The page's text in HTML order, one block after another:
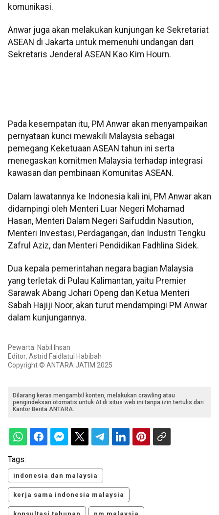
komunikasi.
Anwar juga akan melakukan kunjungan ke Sekretariat
ASEAN di Jakarta untuk memenuhi undangan dari
Sekretaris Jenderal ASEAN Kao Kim Hourn.
Pada kesempatan itu, PM Anwar akan menyampaikan
pernyataan kunci mewakili Malaysia sebagai
pemegang Keketuaan ASEAN tahun ini serta
menegaskan komitmen Malaysia terhadap integrasi
kawasan dan pembinaan Komunitas ASEAN.
Dalam lawatannya ke Indonesia kali ini, PM Anwar akan
didampingi oleh Menteri Luar Negeri Mohamad
Hasan, Menteri Dalam Negeri Saifuddin Nasution,
Menteri Investasi, Perdagangan, dan Industri Tengku
Zafrul Aziz, dan Menteri Pendidikan Fadhlina Sidek.
Dua kepala pemerintahan negara bagian Malaysia
yang terletak di Pulau Kalimantan, yaitu Premier
Sarawak Abang Johari Openg dan Ketua Menteri
Sabah Hajiji Noor, akan turut mendampingi PM Anwar
dalam kunjungannya.
Pewarta: Nabil Ihsan
Editor: Astrid Faidlatul Habibah
Copyright © ANTARA JATIM 2025
Dilarang keras mengambil konten, melakukan crawling atau
pengindeksan otomatis untuk AI di situs web ini tanpa izin tertulis dari
Kantor Berita ANTARA.
Tags:
indonesia dan malaysia
kerja sama indonesia malaysia